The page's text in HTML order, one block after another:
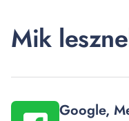
Mik
Google,